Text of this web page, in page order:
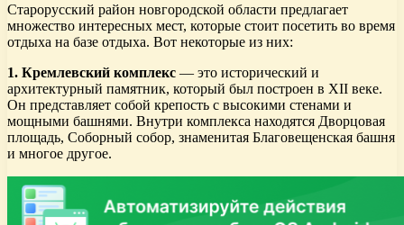
Старорусский район новгородской области предлагает
множество интересных мест, которые стоит посетить во время
отдыха на базе отдыха. Вот некоторые из них:
1. Кремлевский комплекс — это исторический и
архитектурный памятник, который был построен в XII веке.
Он представляет собой крепость с высокими стенами и
мощными башнями. Внутри комплекса находятся Дворцовая
площадь, Соборный собор, знаменитая Благовещенская башня
и многое другое.